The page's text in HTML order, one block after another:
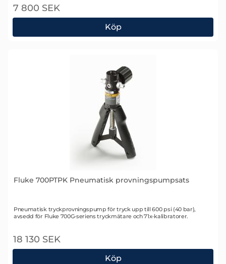
7 800 SEK
Köp
Fluke 700G/TRACK programvara för loggning
Fluke 700PTPK Pneumatisk provningspumpsats
Art. nr 1494
Pneumatisk tryckprovningspump för tryck upp till 600 psi (40 bar),
avsedd för Fluke 700G-seriens tryckmätare och 71x-kalibratorer.
18 130 SEK
Köp